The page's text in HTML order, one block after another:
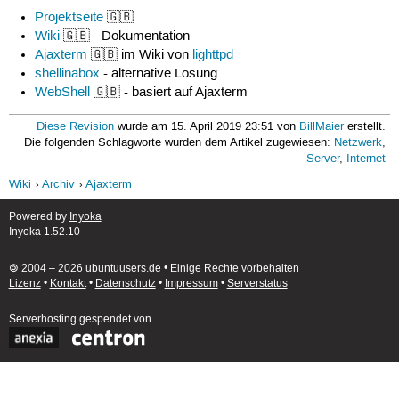
Projektseite 🇬🇧
Wiki 🇬🇧 - Dokumentation
Ajaxterm 🇬🇧 im Wiki von lighttpd
shellinabox - alternative Lösung
WebShell 🇬🇧 - basiert auf Ajaxterm
Diese Revision wurde am 15. April 2019 23:51 von BillMaiererstellt.
Die folgenden Schlagworte wurden dem Artikel zugewiesen: Netzwerk,
Server, Internet
Wiki
Archiv Ajaxterm
Powered by Inyoka
Inyoka 1.52.10
🄯 2004 – 2026 ubuntuusers.de • Einige Rechte vorbehalten
Lizenz• Kontakt• Datenschutz• Impressum• Serverstatus
Serverhosting gespendet von